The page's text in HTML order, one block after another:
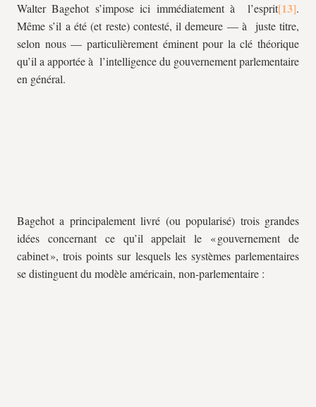
Walter Bagehot s’impose ici immédiatement à l’esprit
.
Même s’il a été (et reste) contesté, il demeure — à juste titre,
selon nous — particulièrement éminent pour la clé théorique
qu’il a apportée à l’intelligence du gouvernement parlementaire
en général.
Bagehot a principalement livré (ou popularisé) trois grandes
idées concernant ce qu’il appelait le « gouvernement de
cabinet », trois points sur lesquels les systèmes parlementaires
se distinguent du modèle américain, non-parlementaire :